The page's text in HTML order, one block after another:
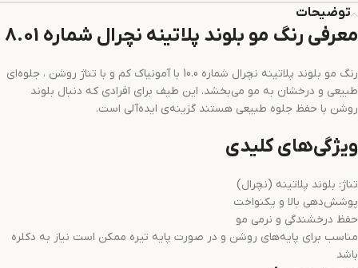
توضیحات
معرفی رنگ مو بلوند پلاتینه نچرال شماره 8.01
رنگ مو بلوند پلاتینه نچرال شماره 10.0 با آمونیاک کم و با تناژ روشن ، جلوه‌ای
طبیعی و درخشان به مو می‌بخشد. این طیف برای افرادی که دنبال بلوند
روشن با حفظ جلوه طبیعی هستند گزینه‌ی ایده‌آلی است.
ویژگی‌های کلیدی
تناژ: بلوند پلاتینه (نچرال)
پوشش‌دهی بالا و یکنواخت
حفظ درخشندگی و نرمی مو
مناسب برای پایه‌های روشن و در صورت پایه تیره ممکن است نیاز به دکلره
باشد